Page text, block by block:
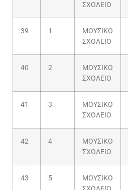
ΣΧΟΛΕΙΟ
39 1
ΜΟΥΣΙΚΟ
ΣΧΟΛΕΙΟ
40 2
ΜΟΥΣΙΚΟ
ΣΧΟΛΕΙΟ
41 3
ΜΟΥΣΙΚΟ
ΣΧΟΛΕΙΟ
42 4
ΜΟΥΣΙΚΟ
ΣΧΟΛΕΙΟ
43 5
ΜΟΥΣΙΚΟ